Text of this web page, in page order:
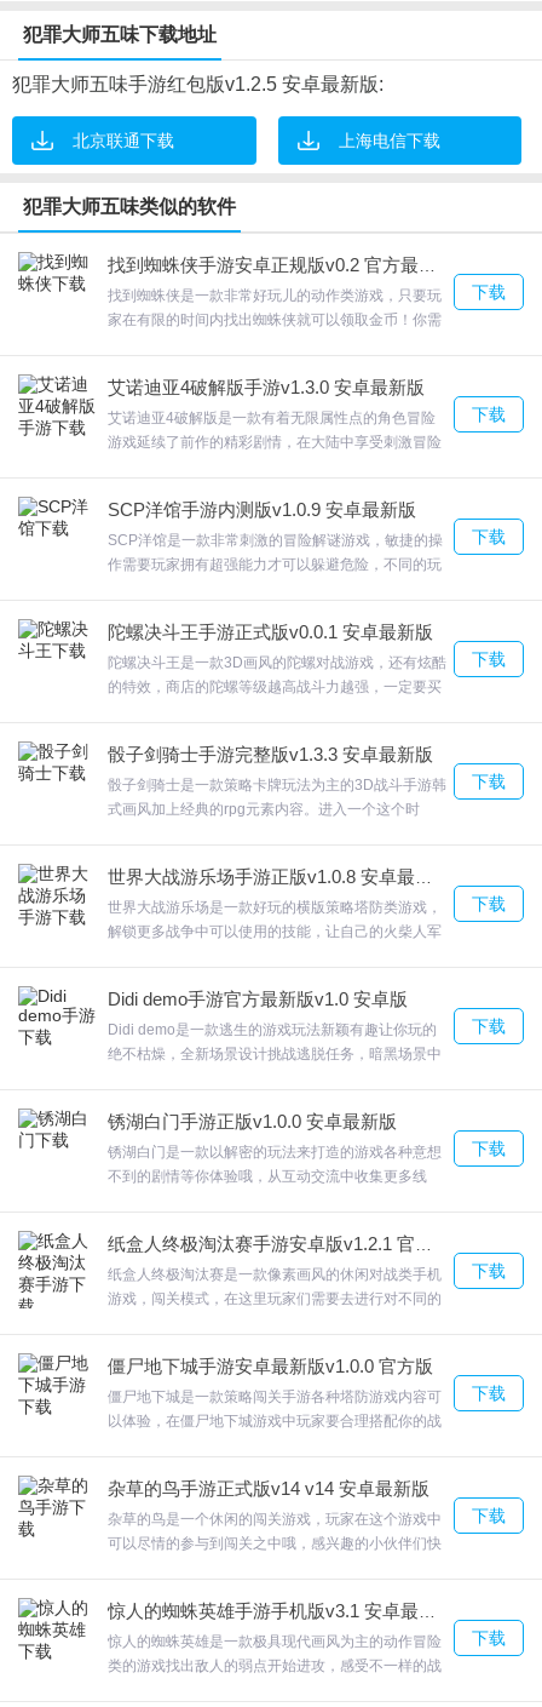
3.证人会说谎，但物证不会。尽量保持凶杀现场的完整性，不要轻易
1.对药瓶进行化验后，警方成功在泼尼松龙的药瓶当中检测到了肉毒
杆菌残留，最终通过调查四人的银行账户和通话记录。
路；
3.丰富的关卡挑战,逐渐的参加各种挑战,不断的吸取更多的知识。
游戏进行训练；
1.不断的挑战新的关卡，提升你对数字的敏感性，考验你的逻辑思
弃的生活垃圾，在其中找到了当天胡马使用的封闭药药瓶。
3.模拟真实的推理情节，体验刺激的推理过程。
法都经过了仔细的考虑。
5.经历了非常自由的闯关经历，无论发生什么都不要回头，坚定不移
地闯下去。
心的真相。
新增群聊及好友申请忽略选项
优化加载速度
犯罪大师五味下载地址
犯罪大师五味手游红包版v1.2.5 安卓最新版:
北京联通下载 上海电信下载
犯罪大师五味类似的软件
找到蜘蛛侠是一款非常好玩儿的动作类游戏，只要玩
家在有限的时间内找出蜘蛛侠就可以领取金币！你需
币等你去领取，耐心寻找线索，欢迎来合众软件园下
载体验。
下载
艾诺迪亚4破解版手游v1.3.0 安卓最新版
艾诺迪亚4破解版是一款有着无限属性点的角色冒险
游戏延续了前作的精彩剧情，在大陆中享受刺激冒险
上演着一场又一场惊心动魄的追逐战!那些命中注定的
同伴与敌人。欢迎来合众软件园下载体验。
下载
SCP洋馆手游内测版v1.0.9 安卓最新版
SCP洋馆是一款非常刺激的冒险解谜游戏，敏捷的操
作需要玩家拥有超强能力才可以躲避危险，不同的玩
软件园下载体验。
下载
陀螺决斗王手游正式版v0.0.1 安卓最新版
陀螺决斗王是一款3D画风的陀螺对战游戏，还有炫酷
的特效，商店的陀螺等级越高战斗力越强，一定要买
众软件园下载体验。
下载
骰子剑骑士手游完整版v1.3.3 安卓最新版
骰子剑骑士是一款策略卡牌玩法为主的3D战斗手游韩
式画风加上经典的rpg元素内容。进入一个这个时
戏中都找不到，体验骰子军刀独有的新鲜战斗方法！
运气往往能让战斗变得更加轻松哦~游戏优势，让你
面对更多未知的挑战。欢迎来合众软件园下载体验。
下载
世界大战游乐场是一款好玩的横版策略塔防类游戏，
解锁更多战争中可以使用的技能，让自己的火柴人军
可以非常逼真的所以要时刻记住所有的不足之处在下
一场战争的时候不能再次出现。欢迎来合众软件园下
载体验。
下载
Didi demo手游官方最新版v1.0 安卓版
Didi demo是一款逃生的游戏玩法新颖有趣让你玩的
绝不枯燥，全新场景设计挑战逃脱任务，暗黑场景中
具。面目全非的对手让人害怕，不要惹怒她，后果如
此的严重，一定要小心。Didi demo密闭的屋子，氛
围很诡异，各种危险来袭，你要做好准备，全程很兴
下载
锈湖白门手游正版v1.0.0 安卓最新版
锈湖白门是一款以解密的玩法来打造的游戏各种意想
不到的剧情等你体验哦，从互动交流中收集更多线
以自己去探寻并且找到答案；■易上手，难放下，欢
迎来合众软件园下载体验。
下载
纸盒人终极淘汰赛是一款像素画风的休闲对战类手机
游戏，闯关模式，在这里玩家们需要去进行对不同的
灭其他对手，欢迎来合众软件园下载体验。
下载
僵尸地下城手游安卓最新版v1.0.0 官方版
僵尸地下城是一款策略闯关手游各种塔防游戏内容可
以体验，在僵尸地下城游戏中玩家要合理搭配你的战
僵尸肆虐为主旋律的生存射击游戏。欢迎来合众软件
园下载体验。
下载
杂草的鸟手游正式版v14 v14 安卓最新版
杂草的鸟是一个休闲的闯关游戏，玩家在这个游戏中
可以尽情的参与到闯关之中哦，感兴趣的小伙伴们快
不要错过与他们的战斗，并赢得最后的冠军头衔。·小
鸟在屏幕内飞翔来闯关，在闯关的时候会有很多的阻
碍，欢迎来合众软件园下载体验。
下载
惊人的蜘蛛英雄是一款极具现代画风为主的动作冒险
类的游戏找出敌人的弱点开始进攻，感受不一样的战
下载